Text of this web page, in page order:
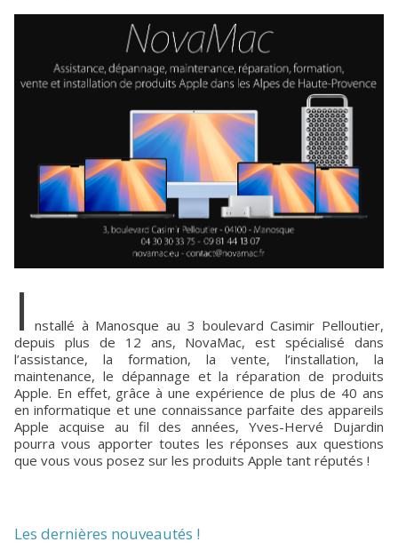
I nstallé à Manosque au 3 boulevard Casimir Pelloutier,
depuis plus de 12 ans, NovaMac, est spécialisé dans
l’assistance, la formation, la vente, l’installation, la
maintenance, le dépannage et la réparation de produits
Apple. En effet, grâce à une expérience de plus de 40 ans
en informatique et une connaissance parfaite des appareils
Apple acquise au fil des années, Yves-Hervé Dujardin
pourra vous apporter toutes les réponses aux questions
que vous vous posez sur les produits Apple tant réputés !
Les dernières nouveautés !